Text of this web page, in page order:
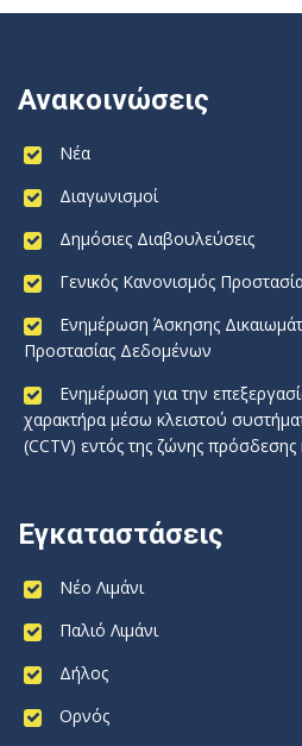
Ανακοινώσεις
Νέα
Διαγωνισμοί
Δημόσιες Διαβουλεύσεις
Γενικός Κανονισμός
Ενημέρωση Άσκησης
Προστασίας Δεδομένων
Ενημέρωση για την
χαρακτήρα μέσω κλειστού
(CCTV) εντός της ζώνης
Εγκαταστάσεις
Νέο Λιμάνι
Παλιό Λιμάνι
Δήλος
Ορνός